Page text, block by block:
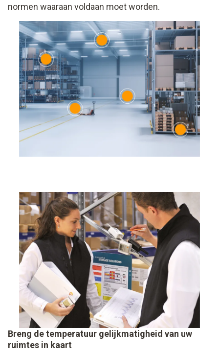
normen waaraan voldaan moet worden.
Breng de temperatuur gelijkmatigheid van uw
ruimtes in kaart